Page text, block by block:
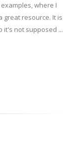
where I
great resource. It is
it's not supposed ...